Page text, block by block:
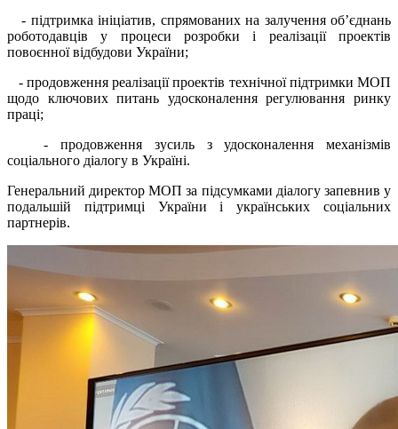
- підтримка ініціатив, спрямованих на залучення обʼєднань
роботодавців у процеси розробки і реалізації проектів
повоєнної відбудови України;
- продовження реалізації проектів технічної підтримки МОП
щодо ключових питань удосконалення регулювання ринку
праці;
- продовження зусиль з удосконалення механізмів
соціального діалогу в Україні.
Генеральний директор МОП за підсумками діалогу запевнив у
подальшій підтримці України і українських соціальних
партнерів.